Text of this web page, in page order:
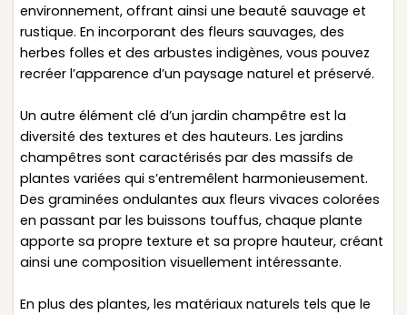
environnement, offrant ainsi une beauté sauvage et
rustique. En incorporant des fleurs sauvages, des
herbes folles et des arbustes indigènes, vous pouvez
recréer l’apparence d’un paysage naturel et préservé.
Un autre élément clé d’un jardin champêtre est la
diversité des textures et des hauteurs. Les jardins
champêtres sont caractérisés par des massifs de
plantes variées qui s’entremêlent harmonieusement.
Des graminées ondulantes aux fleurs vivaces colorées
en passant par les buissons touffus, chaque plante
apporte sa propre texture et sa propre hauteur, créant
ainsi une composition visuellement intéressante.
En plus des plantes, les matériaux naturels tels que le